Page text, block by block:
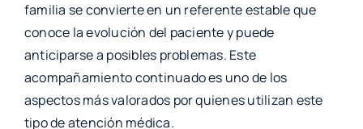
familia se convierte en un referente estable que
conoce la evolución del paciente y puede
anticiparse a posibles problemas. Este
acompañamiento continuado es uno de los
aspectos más valorados por quienes utilizan este
tipo de atención médica.